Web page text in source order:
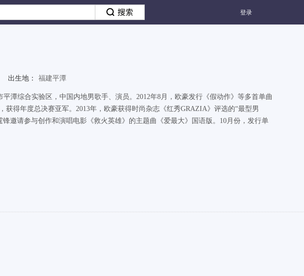
登录
出生地： 福建平潭
平潭综合实验区，中国内地男歌手、演员。2012年8月，欧豪发行《假动作》等多首单曲
获得年度总决赛亚军。2013年，欧豪获得时尚杂志《红秀GRAZIA》评选的“最型男
邀请参与创作和演唱电影《救火英雄》的主题曲《爱最大》国语版。10月份，发行单